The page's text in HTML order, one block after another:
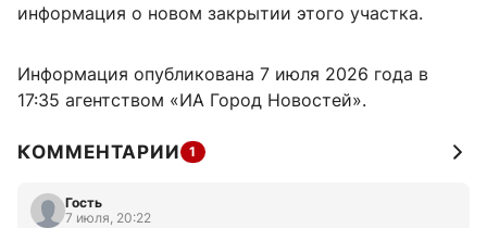
информация о новом закрытии этого участка.
Информация опубликована 7 июля 2026 года в
17:35 агентством «ИА Город Новостей».
КОММЕНТАРИИ 1
Гость
7 июля, 20:22